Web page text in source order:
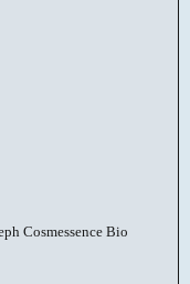
Cosmessence Bio